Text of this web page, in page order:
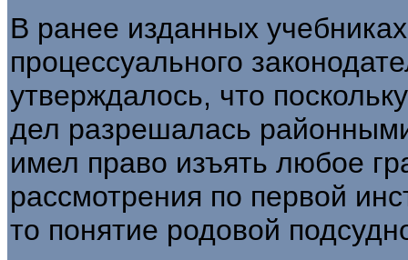
В ранее изданных
процессуального
утверждалось, что
дел разрешалась
имел право изъять любое
рассмотрения по первой
то понятие родовой